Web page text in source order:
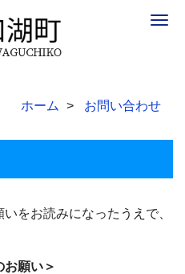
ホーム お問い合わせ
をお読みになったうえで、
お願い＞